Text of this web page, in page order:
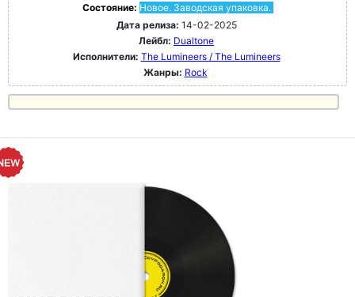
Состояние: Новое. Заводская упаковка.
Дата релиза: 14-02-2025
Лейбл: Dualtone
Исполнители: The Lumineers / The Lumineers
Жанры: Rock